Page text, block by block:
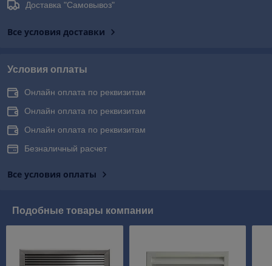
Доставка "Самовывоз"
Все условия доставки
Условия оплаты
Онлайн оплата по реквизитам
Онлайн оплата по реквизитам
Онлайн оплата по реквизитам
Безналичный расчет
Все условия оплаты
Подобные товары компании